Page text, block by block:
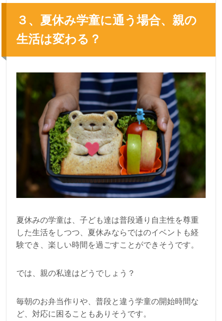
３、夏休み学童に通う場合、親の
生活は変わる？
夏休みの学童は、子ども達は普段通り自主性を尊重
した生活をしつつ、夏休みならではのイベントも経
験でき、楽しい時間を過ごすことができそうです。
では、親の私達はどうでしょう？
毎朝のお弁当作りや、普段と違う学童の開始時間な
ど、対応に困ることもありそうです。